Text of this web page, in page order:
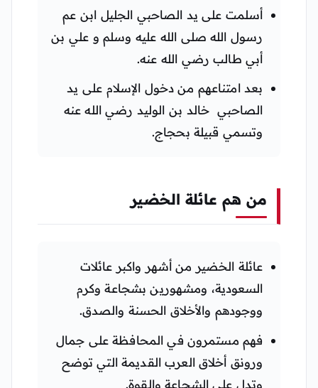
أسلمت على يد الصاحبي الجليل ابن عم
رسول الله صلى الله عليه وسلم و علي بن
أبي طالب رضي الله عنه.
بعد امتناعهم من دخول الإسلام على يد
الصاحبي خالد بن الوليد رضي الله عنه
وتسمي قبيلة بحجاج.
من هم عائلة الخضير
عائلة الخضير من أشهر واكبر عائلات
السعودية، ومشهورين بشجاعة وكرم
ووجودهم والأخلاق الحسنة والصدق.
فهم مستمرون في المحافظة على جمال
ورونق أخلاق العرب القديمة التي توضح
وتدل على الشجاعة والقوة.